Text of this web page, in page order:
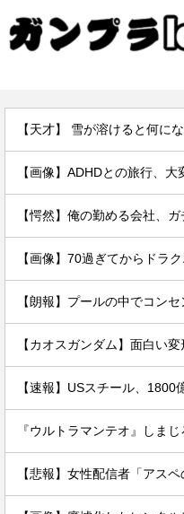
【画像】ADHDとの旅行、
【カオスガンダム】面白い